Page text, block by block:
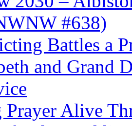
#638)
Battles a
and Grand
Prayer Alive